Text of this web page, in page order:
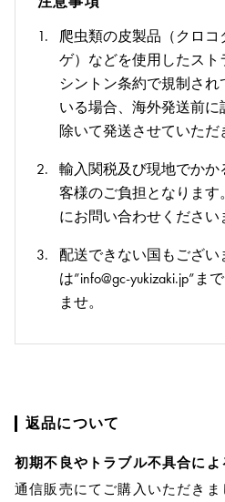
爬虫類の皮製品（クロコ
ゲ）などを使用したスト
シントン条約で規制さ
いる場合、海外発送前に
除いて発送させていただ
輸入関税及び現地でか
客様のご負担となりま
にお問い合わせください
配送できない国もござい
は”info@gc-yukizaki.jp”
ませ。
返品について
初期不良やトラブル不具合によ
通信販売にてご購入いただき